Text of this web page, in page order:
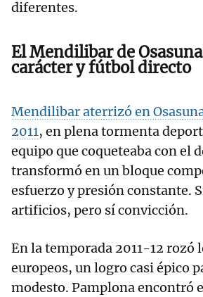
diferentes.
El Mendilibar de
carácter y fútbol directo
Mendilibar aterrizó en
2011, en plena tormenta
equipo que coqueteaba con el
transformó en un bloque
esfuerzo y presión constante.
artificios, pero sí convicción.
En la temporada 2011-12 rozó
europeos, un logro casi épico
modesto. Pamplona encontró